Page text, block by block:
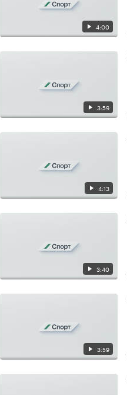
4:00
3:59
4:13
3:40
3:59